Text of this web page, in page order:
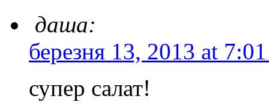
даша:
березня 13, 2013 at
супер салат!